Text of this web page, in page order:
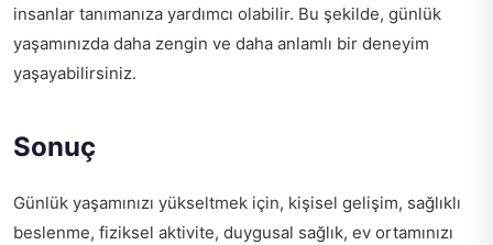
insanlar tanımanıza yardımcı olabilir. Bu şekilde, günlük
yaşamınızda daha zengin ve daha anlamlı bir deneyim
yaşayabilirsiniz.
Sonuç
Günlük yaşamınızı yükseltmek için, kişisel gelişim, sağlıklı
beslenme, fiziksel aktivite, duygusal sağlık, ev ortamınızı